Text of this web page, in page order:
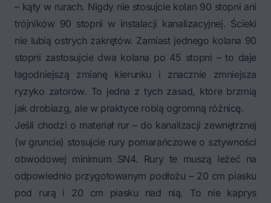
– kąty w rurach. Nigdy nie stosujcie kolan 90 stopni ani
trójników 90 stopni w instalacji kanalizacyjnej. Ścieki
nie lubią ostrych zakrętów. Zamiast jednego kolana 90
stopni zastosujcie dwa kolana po 45 stopni – to daje
łagodniejszą zmianę kierunku i znacznie zmniejsza
ryzyko zatorów. To jedna z tych zasad, które brzmią
jak drobiazg, ale w praktyce robią ogromną różnicę.
Jeśli chodzi o materiał rur – do kanalizacji zewnętrznej
(w gruncie) stosujcie rury pomarańczowe o sztywności
obwodowej minimum SN4. Rury te muszą leżeć na
odpowiednio przygotowanym podłożu – 20 cm piasku
pod rurą i 20 cm piasku nad nią. To nie kaprys